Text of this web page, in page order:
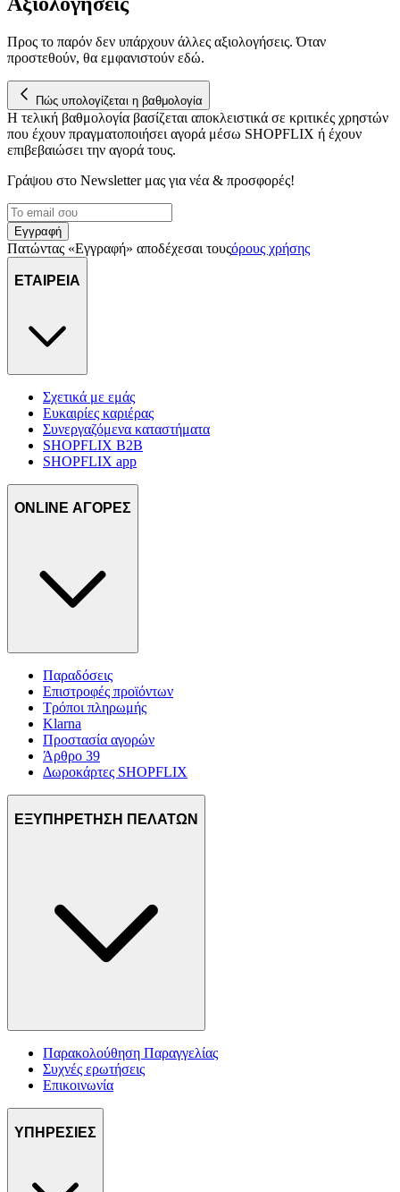
Προς το παρόν δεν υπάρχουν άλλες αξιολογήσεις. Όταν
προστεθούν, θα εμφανιστούν εδώ.
Πώς υπολογίζεται η βαθμολογία
Η τελική βαθμολογία βασίζεται αποκλειστικά σε κριτικές χρηστών
που έχουν πραγματοποιήσει αγορά μέσω SHOPFLIX ή έχουν
επιβεβαιώσει την αγορά τους.
Γράψου στο Νewsletter μας για νέα & προσφορές!
Εγγραφή
Πατώντας «Εγγραφή» αποδέχεσαι τουςόρους χρήσης
ΕΤΑΙΡΕΙΑ
Σχετικά με εμάς
Ευκαιρίες καριέρας
Συνεργαζόμενα καταστήματα
SHOPFLIX B2B
SHOPFLIX app
ONLINE ΑΓΟΡΕΣ
Παραδόσεις
Επιστροφές προϊόντων
Τρόποι πληρωμής
Klarna
Προστασία αγορών
Άρθρο 39
Δωροκάρτες SHOPFLIX
ΕΞΥΠΗΡΕΤΗΣΗ ΠΕΛΑΤΩΝ
Παρακολούθηση Παραγγελίας
Συχνές ερωτήσεις
Επικοινωνία
ΥΠΗΡΕΣΙΕΣ